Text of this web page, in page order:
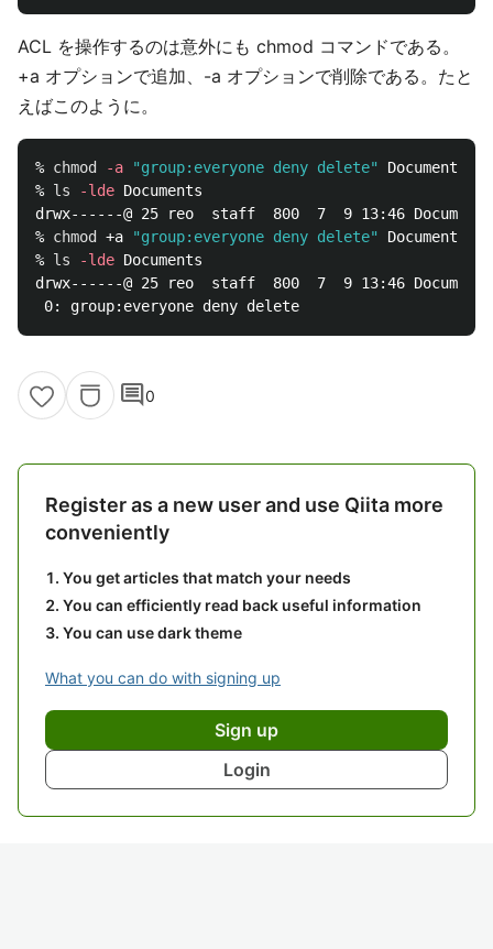
ACL を操作するのは意外にも chmod コマンドである。
+a オプションで追加、-a オプションで削除である。たと
えばこのように。
% chmod -a "group:everyone deny delete"
Documents
% ls -lde Documents
drwx------@ 25 reo  staff  800  7  9 13:46 Documents
% chmod +a "group:everyone deny delete"
Documents
% ls -lde Documents
drwx------@ 25 reo  staff  800  7  9 13:46 Documents
comment0
Register as a new user and use Qiita more
conveniently
You get articles that match your needs
You can efficiently read back useful information
You can use dark theme
What you can do with signing up
Sign up
Login